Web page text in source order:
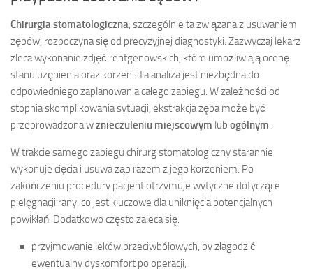
Chirurgia stomatologiczna, szczególnie ta związana z usuwaniem
zębów, rozpoczyna się od precyzyjnej diagnostyki. Zazwyczaj lekarz
zleca wykonanie zdjęć rentgenowskich, które umożliwiają ocenę
stanu uzębienia oraz korzeni. Ta analiza jest niezbędna do
odpowiedniego zaplanowania całego zabiegu. W zależności od
stopnia skomplikowania sytuacji, ekstrakcja zęba może być
przeprowadzona wznieczuleniu miejscowym lub ogólnym.
W trakcie samego zabiegu chirurg stomatologiczny starannie
wykonuje cięcia i usuwa ząb razem z jego korzeniem. Po
zakończeniu procedury pacjent otrzymuje wytyczne dotyczące
pielęgnacji rany, co jest kluczowe dla uniknięcia potencjalnych
powikłań. Dodatkowo często zaleca się:
przyjmowanie leków przeciwbólowych, by złagodzić
ewentualny dyskomfort po operacji,